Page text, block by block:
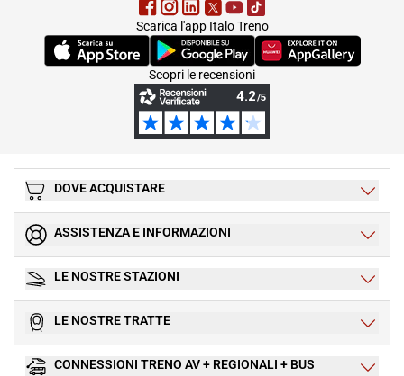
Scarica l'app Italo Treno
(Si apre in una nuova scheda)(Si apre in una nuova scheda)
(Si apre in una nuova
Scopri le recensioni
DOVE ACQUISTARE
ASSISTENZA E INFORMAZIONI
LE NOSTRE STAZIONI
LE NOSTRE TRATTE
CONNESSIONI TRENO AV + REGIONALI + BUS